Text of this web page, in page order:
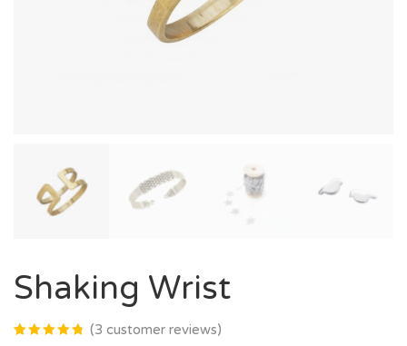
Shaking Wrist
(3 customer reviews)